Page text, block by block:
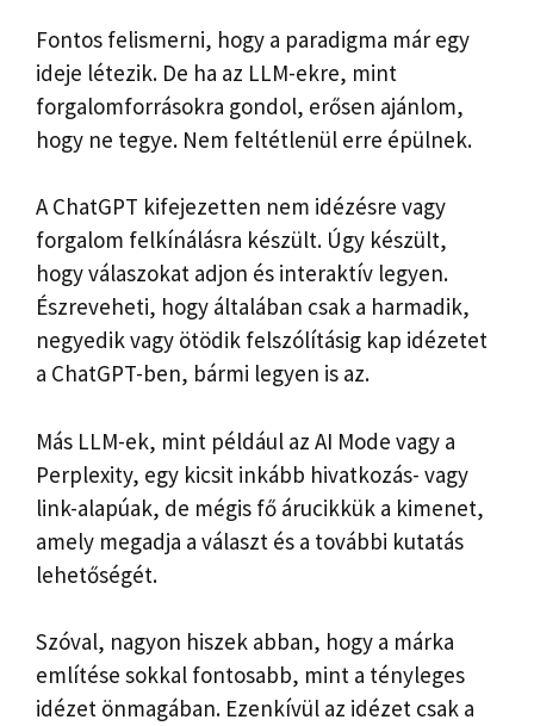
Fontos felismerni, hogy a paradigma már egy
ideje létezik. De ha az LLM-ekre, mint
forgalomforrásokra gondol, erősen ajánlom,
hogy ne tegye. Nem feltétlenül erre épülnek.
A ChatGPT kifejezetten nem idézésre vagy
forgalom felkínálásra készült. Úgy készült,
hogy válaszokat adjon és interaktív legyen.
Észreveheti, hogy általában csak a harmadik,
negyedik vagy ötödik felszólításig kap idézetet
a ChatGPT-ben, bármi legyen is az.
Más LLM-ek, mint például az AI Mode vagy a
Perplexity, egy kicsit inkább hivatkozás- vagy
link-alapúak, de mégis fő árucikkük a kimenet,
amely megadja a választ és a további kutatás
lehetőségét.
Szóval, nagyon hiszek abban, hogy a márka
említése sokkal fontosabb, mint a tényleges
idézet önmagában. Ezenkívül az idézet csak a